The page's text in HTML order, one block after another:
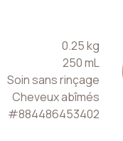
0.25kg
250mL
Soin sans rinçage
Cheveux abîmés
#884486453402